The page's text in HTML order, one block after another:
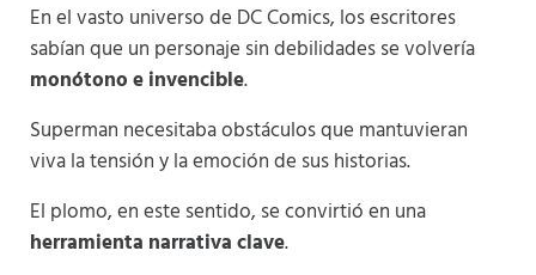
En el vasto universo de DC Comics, los escritores
sabían que un personaje sin debilidades se volvería
monótono e invencible.
Superman necesitaba obstáculos que mantuvieran
viva la tensión y la emoción de sus historias.
El plomo, en este sentido, se convirtió en una
herramienta narrativa clave.